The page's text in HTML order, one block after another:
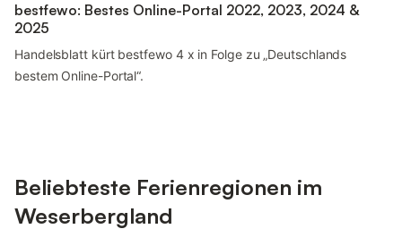
bestfewo: Bestes Online-Portal 2022, 2023, 2024 &
2025
Handelsblatt kürt bestfewo 4 x in Folge zu „Deutschlands
bestem Online-Portal“.
Beliebteste Ferienregionen im
Weserbergland